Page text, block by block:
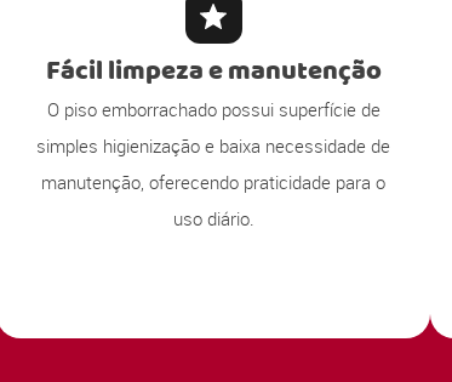
Fácil limpeza e manutenção
O piso emborrachado possui superfície de
simples higienização e baixa necessidade de
manutenção, oferecendo praticidade para o
uso diário.